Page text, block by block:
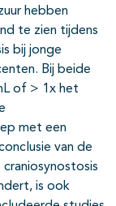
hebben
te zien tijdens
bij jonge
Bij beide
of > 1x het
met een
van de
is ook